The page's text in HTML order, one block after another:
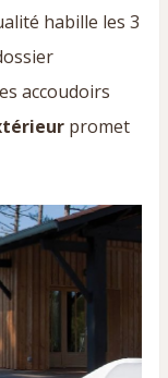
habille les 3
accoudoirs
promet